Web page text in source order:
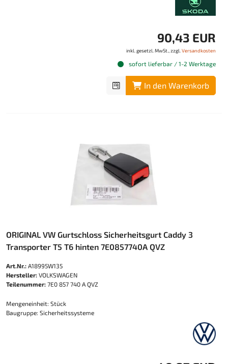
90,43 EUR
inkl. gesetzl. MwSt., zzgl. Versandkosten
sofort lieferbar / 1-2 Werktage
In den Warenkorb
ORIGINAL VW Gurtschloss Sicherheitsgurt Caddy 3
Transporter T5 T6 hinten 7E0857740A QVZ
Art.Nr.: A18995W135
Hersteller: VOLKSWAGEN
Teilenummer: 7E0 857 740 A QVZ
Mengeneinheit: Stück
Baugruppe: Sicherheitssysteme